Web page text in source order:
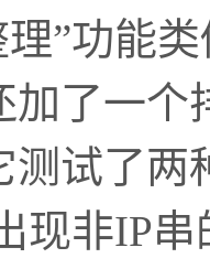
理”功能
加了一个
测试了两
现非IP